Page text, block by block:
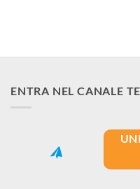
ENTRA NEL CANALE